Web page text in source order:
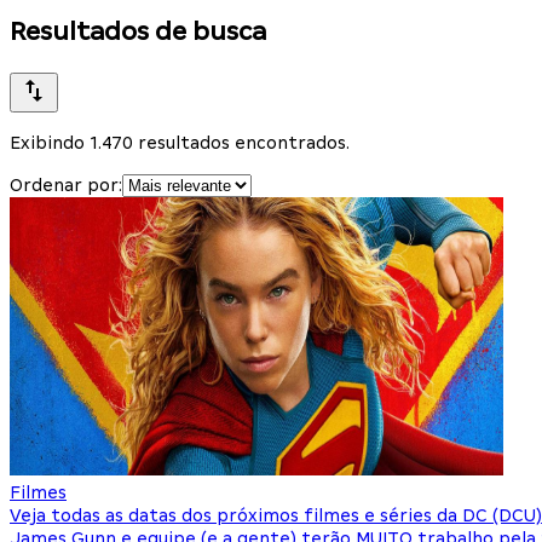
Resultados de busca
Exibindo 1.470 resultados encontrados.
Ordenar por:
Filmes
Veja todas as datas dos próximos filmes e séries da DC (DCU)